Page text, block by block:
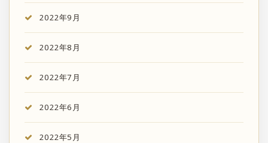
2022年9月
2022年8月
2022年7月
2022年6月
2022年5月